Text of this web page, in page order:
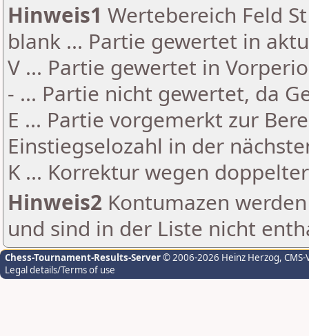
Hinweis1 Wertebereich Feld
blank ... Partie gewertet in
V ... Partie gewertet in
- ... Partie nicht gewertet, da
E ... Partie vorgemerkt zur
Einstiegselozahl in der
K ... Korrektur wegen
Hinweis2 Kontumazen
und sind in der Liste nicht
Chess-Tournament-Results-Server© 2006-2026 Heinz Herzog,
Legal details/Terms of use